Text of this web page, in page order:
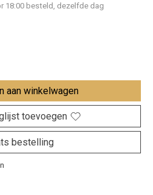
18:00 besteld, dezelfde dag
aan winkelwagen
toevoegen
bestelling